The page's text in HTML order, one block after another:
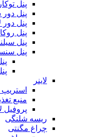
پنل توکار
پنل
پنل دور
پنل
پنل
پنل
لاینر
منبع
پروفیل
ریسه شلنگی
چراغ مگنتی